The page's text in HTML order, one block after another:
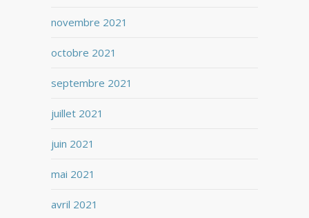
novembre 2021
octobre 2021
septembre 2021
juillet 2021
juin 2021
mai 2021
avril 2021